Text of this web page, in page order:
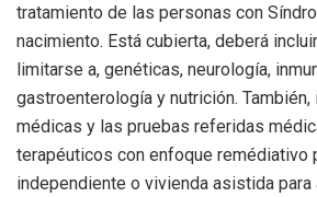
tratamiento de las personas con
nacimiento. Está cubierta, deberá
limitarse a, genéticas, neurología,
gastroenterología y nutrición.
médicas y las pruebas referidas
terapéuticos con enfoque remédiativo
independiente o vivienda asistida